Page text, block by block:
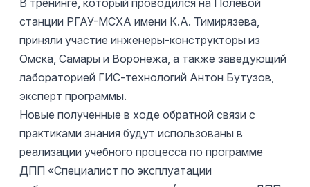
станции РГАУ-МСХА имени К.А. Тимирязева,
приняли участие инженеры-конструкторы из
Омска, Самары и Воронежа, а также заведующий
лабораторией ГИС-технологий Антон Бутузов,
эксперт программы.
Новые полученные в ходе обратной связи с
практиками знания будут использованы в
реализации учебного процесса по программе
ДПП «Специалист по эксплуатации